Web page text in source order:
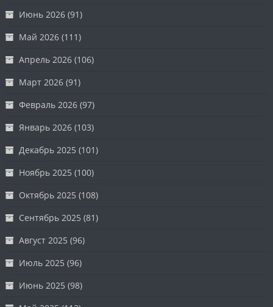
Июнь 2026 (91)
Май 2026 (111)
Апрель 2026 (106)
Март 2026 (91)
Февраль 2026 (97)
Январь 2026 (103)
Декабрь 2025 (101)
Ноябрь 2025 (100)
Октябрь 2025 (108)
Сентябрь 2025 (81)
Август 2025 (96)
Июль 2025 (96)
Июнь 2025 (98)